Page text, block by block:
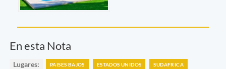
En esta Nota
Lugares: PAISES BAJOS ESTADOS UNIDOS SUDAFRICA